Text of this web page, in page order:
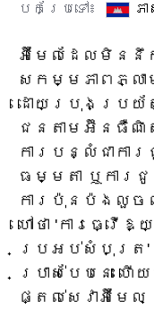
បកប្រែទៅ៖
ភ
អ៊ីមែលដែលមិននឹ
សកម្មភាពភ្លា
ដោយប្រុងប្រយ័
ជនតាមអ៊ីនធឺណិ
ការបន្លំជាក
ធម្មតា ឬការ
ការប៉ុនប៉ងលួច
ហៅថា 'ការធ្វើ
ប្រអប់សំបុត្រ' គឺ
ប្រាស់បែបនេះ
ផ្តល់សេវាអ៊ីម